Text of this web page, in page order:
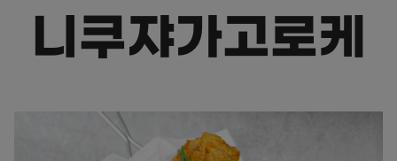
니쿠쟈가고로케